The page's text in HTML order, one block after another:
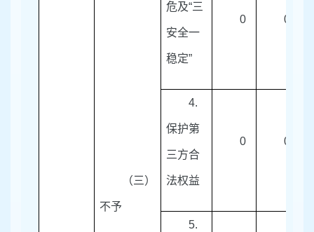
（三）
不予
危及“三
安全一
稳定”
0 0
4.
保护第
三方合
法权益
0 0
5.